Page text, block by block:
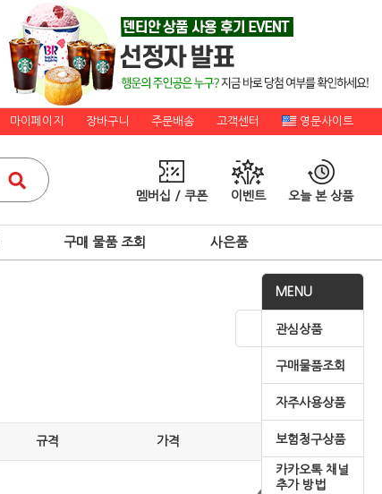
마이페이지 장바구니 주문배송 고객센터 영문사이트
멤버십 / 쿠폰 이벤트 오늘 본 상품
구매 물품 조회 사은품
MENU
관심상품
구매물품조회
자주사용상품
보험청구상품
카카오톡 채널
추가 방법
규격 가격